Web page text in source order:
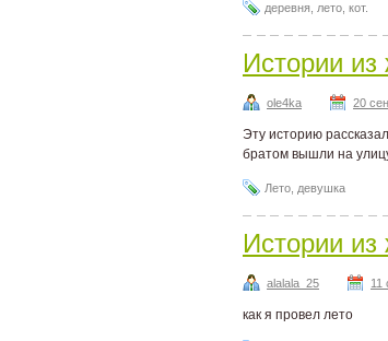
деревня лето кот.
Истории из
ole4ka 20
Эту историю
братом вышли на
Лето девушка
Истории из
alalala_25 11
как я провел лето